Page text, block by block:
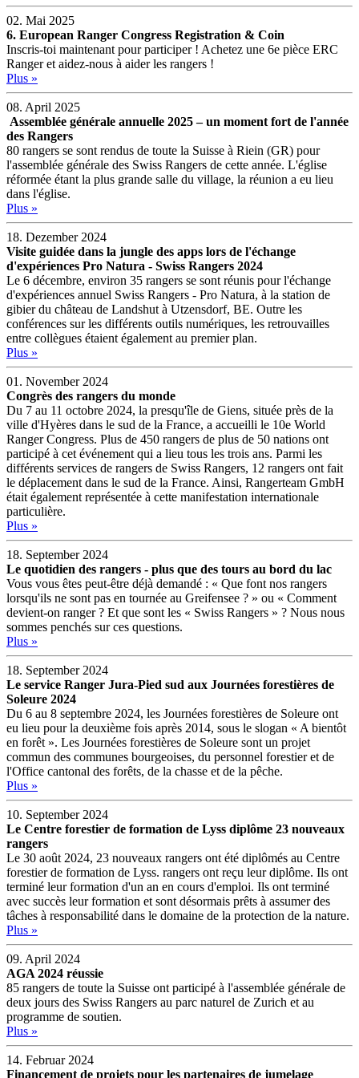
02. Mai 2025
6. European Ranger Congress Registration & Coin
Inscris-toi maintenant pour participer ! Achetez une 6e pièce ERC
Ranger et aidez-nous à aider les rangers !
Plus »
08. April 2025
Assemblée générale annuelle 2025 – un moment fort de l'année
des Rangers
80 rangers se sont rendus de toute la Suisse à Riein (GR) pour
l'assemblée générale des Swiss Rangers de cette année. L'église
réformée étant la plus grande salle du village, la réunion a eu lieu
dans l'église.
Plus »
18. Dezember 2024
Visite guidée dans la jungle des apps lors de l'échange
d'expériences Pro Natura - Swiss Rangers 2024
Le 6 décembre, environ 35 rangers se sont réunis pour l'échange
d'expériences annuel Swiss Rangers - Pro Natura, à la station de
gibier du château de Landshut à Utzensdorf, BE. Outre les
conférences sur les différents outils numériques, les retrouvailles
entre collègues étaient également au premier plan.
Plus »
01. November 2024
Congrès des rangers du monde
Du 7 au 11 octobre 2024, la presqu'île de Giens, située près de la
ville d'Hyères dans le sud de la France, a accueilli le 10e World
Ranger Congress. Plus de 450 rangers de plus de 50 nations ont
participé à cet événement qui a lieu tous les trois ans. Parmi les
différents services de rangers de Swiss Rangers, 12 rangers ont fait
le déplacement dans le sud de la France. Ainsi, Rangerteam GmbH
était également représentée à cette manifestation internationale
particulière.
Plus »
18. September 2024
Le quotidien des rangers - plus que des tours au bord du lac
Vous vous êtes peut-être déjà demandé : « Que font nos rangers
lorsqu'ils ne sont pas en tournée au Greifensee ? » ou « Comment
devient-on ranger ? Et que sont les « Swiss Rangers » ? Nous nous
sommes penchés sur ces questions.
Plus »
18. September 2024
Le service Ranger Jura-Pied sud aux Journées forestières de
Soleure 2024
Du 6 au 8 septembre 2024, les Journées forestières de Soleure ont
eu lieu pour la deuxième fois après 2014, sous le slogan « A bientôt
en forêt ». Les Journées forestières de Soleure sont un projet
commun des communes bourgeoises, du personnel forestier et de
l'Office cantonal des forêts, de la chasse et de la pêche.
Plus »
10. September 2024
Le Centre forestier de formation de Lyss diplôme 23 nouveaux
rangers
Le 30 août 2024, 23 nouveaux rangers ont été diplômés au Centre
forestier de formation de Lyss. rangers ont reçu leur diplôme. Ils ont
terminé leur formation d'un an en cours d'emploi. Ils ont terminé
avec succès leur formation et sont désormais prêts à assumer des
tâches à responsabilité dans le domaine de la protection de la nature.
Plus »
09. April 2024
AGA 2024 réussie
85 rangers de toute la Suisse ont participé à l'assemblée générale de
deux jours des Swiss Rangers au parc naturel de Zurich et au
programme de soutien.
Plus »
14. Februar 2024
Financement de projets pour les partenaires de jumelage